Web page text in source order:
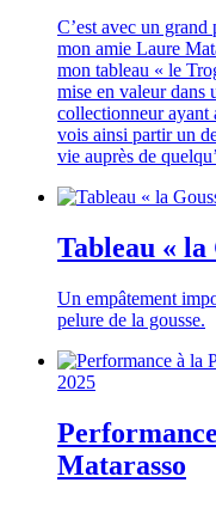
C’est avec un
mon amie Laure
mon tableau « le
mise en valeur dans
collectionneur ayant
vois ainsi partir un
vie auprès de
Tableau « la
Un empâtement
pelure de la gousse.
2025
Matarasso